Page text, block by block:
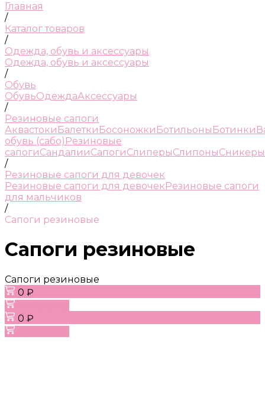
Главная
/
Каталог товаров
/
Одежда, обувь и аксессуары
Одежда, обувь и аксессуары
/
Обувь
ОбувьОдеждаАксессуары
/
Резиновые сапоги
Аквастоки Балетки Босоножки Ботильоны Ботинки
обувь (сабо) Резиновые
сапогиСандалииСапогиСлиперыСлипоныСникеры
/
Резиновые сапоги для девочек
Резиновые сапоги для девочекРезиновые сапоги
для мальчиков
/
Сапоги резиновые
Сапоги резиновые
Сапоги резиновые
0 ₽
0 ₽